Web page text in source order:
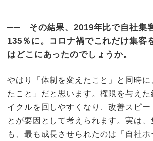
── その結果、2019年比で自社集
135％に。コロナ禍でこれだけ集客
はどこにあったのでしょうか。
やはり「体制を変えたこと」と同時に
たこと」だと思います。権限を与え
イクルを回しやすくなり、改善スピー
とが要因として考えられます。実は、
も、最も成長させられたのは「自社ホ